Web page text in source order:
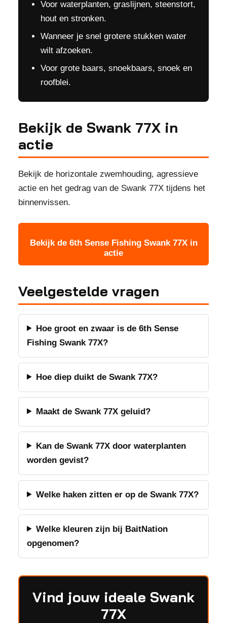
Voor waterplanten, graslijnen, steenstort,
hout en stronken.
Wanneer je snel grotere stukken water
wilt afzoeken.
Voor grote baars, snoekbaars, snoek en
roofblei.
Bekijk de Swank 77X in
actie
Bekijk de horizontale zwemhouding, agressieve
actie en het gedrag van de Swank 77X tijdens het
binnenvissen.
Bekijk de 6th Sense Fishing Swank 77X in
actie
Veelgestelde vragen
Hoe groot en zwaar is de 6th Sense
Fishing Swank 77X?
Hoe diep duikt de Swank 77X?
Maakt de Swank 77X geluid?
Kan de Swank 77X door waterplanten
worden gevist?
Welke haken zitten er op de Swank 77X?
Welke kleuren zijn bij BaitNation
opgenomen?
Vind jouw ideale Swank
77X